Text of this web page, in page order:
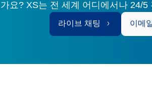
요? XS는 전 세계 어디에서나 24/
라이브 채팅 이메